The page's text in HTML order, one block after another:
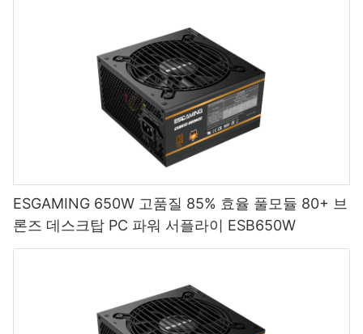
ESGAMING 650W 고품질 85% 효율 풀모듈 80+ 브
론즈 데스크탑 PC 파워 서플라이 ESB650W